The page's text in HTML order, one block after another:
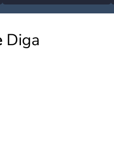
Diga